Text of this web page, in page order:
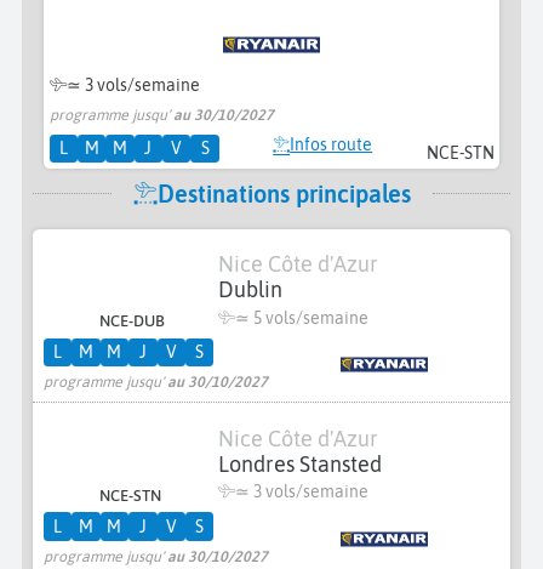
NCE-STN
≃ 3 vols/semaine
programme jusqu'au 30/10/2027
L M M J V S Infos route
Destinations principales
NCE-DUB
Nice Côte d'Azur
Dublin
≃ 5 vols/semaine
programme jusqu'au 30/10/2027
L M M J V S
NCE-STN
Nice Côte d'Azur
Londres Stansted
≃ 3 vols/semaine
programme jusqu'au 30/10/2027
L M M J V S